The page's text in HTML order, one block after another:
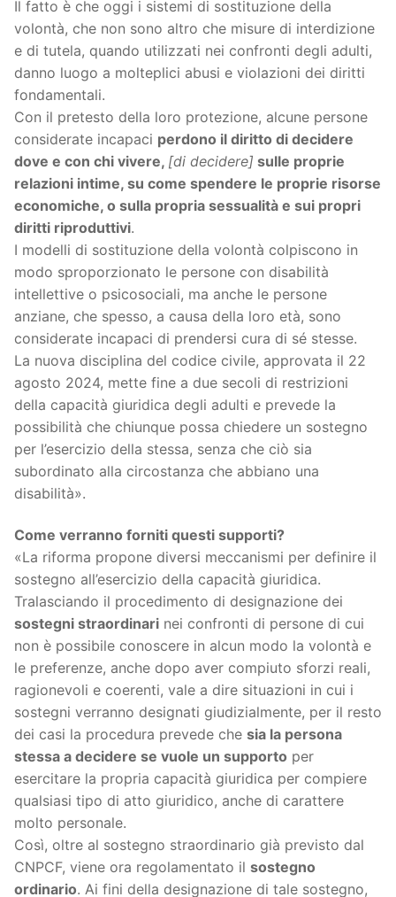
Il fatto è che oggi i sistemi di sostituzione della
volontà, che non sono altro che misure di interdizione
e di tutela, quando utilizzati nei confronti degli adulti,
danno luogo a molteplici abusi e violazioni dei diritti
fondamentali.
Con il pretesto della loro protezione, alcune persone
considerate incapaci perdono il diritto di decidere
dove e con chi vivere, [di decidere] sulle proprie
relazioni intime, su come spendere le proprie risorse
economiche, o sulla propria sessualità e sui propri
diritti riproduttivi.
I modelli di sostituzione della volontà colpiscono in
modo sproporzionato le persone con disabilità
intellettive o psicosociali, ma anche le persone
anziane, che spesso, a causa della loro età, sono
considerate incapaci di prendersi cura di sé stesse.
La nuova disciplina del codice civile, approvata il 22
agosto 2024, mette fine a due secoli di restrizioni
della capacità giuridica degli adulti e prevede la
possibilità che chiunque possa chiedere un sostegno
per l’esercizio della stessa, senza che ciò sia
subordinato alla circostanza che abbiano una
disabilità».
Come verranno forniti questi supporti?
«La riforma propone diversi meccanismi per definire il
sostegno all’esercizio della capacità giuridica.
Tralasciando il procedimento di designazione dei
sostegni straordinari nei confronti di persone di cui
non è possibile conoscere in alcun modo la volontà e
le preferenze, anche dopo aver compiuto sforzi reali,
ragionevoli e coerenti, vale a dire situazioni in cui i
sostegni verranno designati giudizialmente, per il resto
dei casi la procedura prevede che sia la persona
stessa a decidere se vuole un supporto per
esercitare la propria capacità giuridica per compiere
qualsiasi tipo di atto giuridico, anche di carattere
molto personale.
Così, oltre al sostegno straordinario già previsto dal
CNPCF, viene ora regolamentato il sostegno
ordinario. Ai fini della designazione di tale sostegno,